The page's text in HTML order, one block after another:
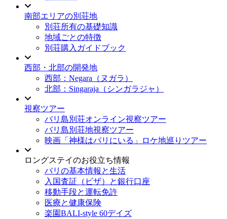
南部エリアの別荘地
別荘所有の基礎知識
地域ごとの特徴
別荘購入ガイドブック
西部・北部の開発地
西部：Negara（ヌガラ）
北部：Singaraja（シンガラジャ）
視察ツアー
バリ島別荘オンライン視察ツアー
バリ島別荘地視察ツアー
映画「神様はバリにいる」ロケ地巡りツアー
ロングステイのお役立ち情報
バリの基本情報と生活
入国査証（ビザ）と銀行口座
移動手段と運転免許
医療と健康保険
楽園BALI-style 60デイズ